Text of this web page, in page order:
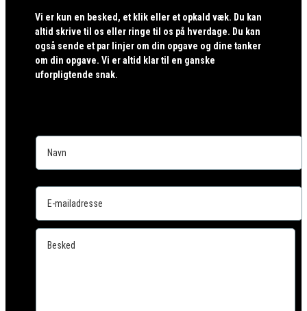
Vi er kun en besked, et klik eller et opkald væk. Du kan
altid skrive til os eller ringe til os på hverdage. Du kan
også sende et par linjer om din opgave og dine tanker
om din opgave. Vi er altid klar til en ganske
uforpligtende snak.